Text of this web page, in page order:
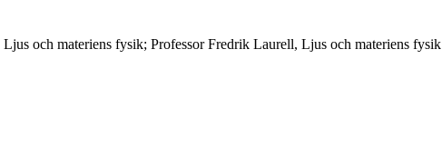
Ljus och materiens fysik; Professor Fredrik Laurell, Ljus och materiens fysik